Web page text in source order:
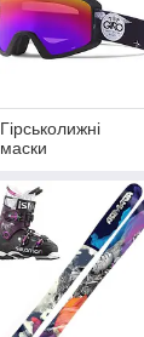
Гірськолижні
маски